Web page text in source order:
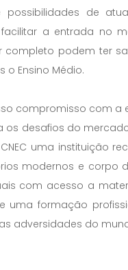
de
a entrada no
completo podem ter
Ensino Médio.
compromisso com
os desafios do
uma instituição
modernos e corpo
com acesso a
uma formação
adversidades do